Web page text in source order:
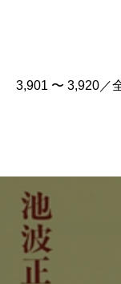
3,901 〜 3,920／